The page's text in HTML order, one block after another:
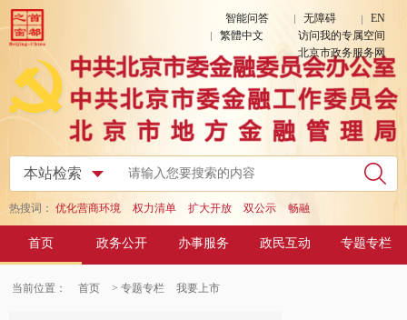
智能问答 无障碍
EN
繁體中文
访问我的专属空间
北京市政务服务网
热搜词： 优化营商环境 权力清单 扩大开放 双公示 畅融
首页 政务公开 办事服务 政民互动 专题专栏
当前位置： 首页 > 专题专栏 我要上市